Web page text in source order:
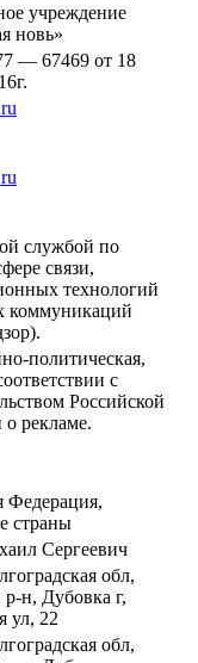
учреждение
новь»
— 67469 от 18
службой по
связи,
технологий
коммуникаций
политическая,
с
Российской
рекламе.
Федерация,
страны
Сергеевич
обл,
н, Дубовка г,
ул, 22
обл,